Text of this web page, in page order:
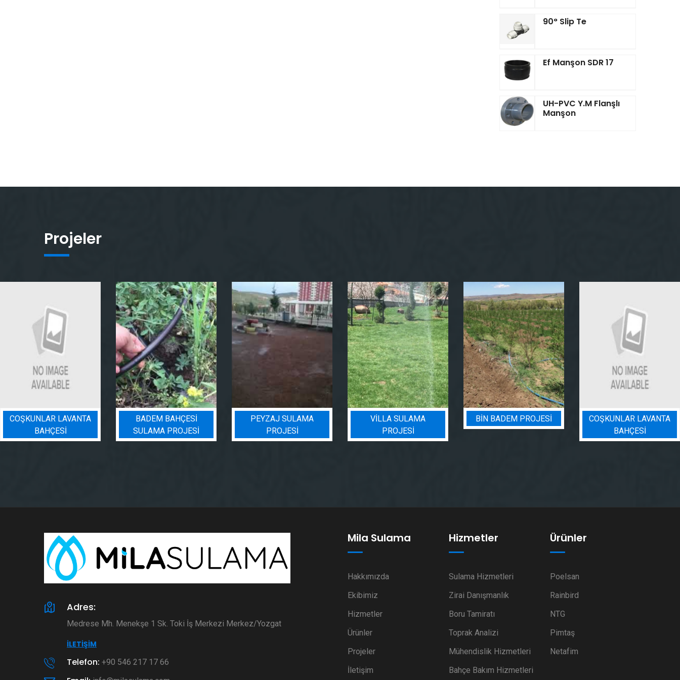
90° Slip Te
Ef Manşon SDR 17
UH-PVC Y.M Flanşlı
Manşon
Projeler
COŞKUNLAR LAVANTA
BAHÇESİ
BADEM BAHÇESI
SULAMA PROJESI
PEYZAJ SULAMA
PROJESI
VILLA SULAMA
PROJESI
BIN BADEM PROJESI
COŞKUNLAR LAVANTA
BAHÇESİ
Adres:
Medrese Mh. Menekşe 1 Sk. Toki İş Merkezi Merkez/Yozgat
İLETIŞIM
Telefon: +90 546 217 17 66
Mila Sulama
Hakkımızda
Ekibimiz
Hizmetler
Ürünler
Projeler
İletişim
Hizmetler
Sulama Hizmetleri
Zirai Danışmanlık
Boru Tamiratı
Toprak Analizi
Mühendislik Hizmetleri
Bahçe Bakım Hizmetleri
Ürünler
Poelsan
Rainbird
NTG
Pimtaş
Netafim